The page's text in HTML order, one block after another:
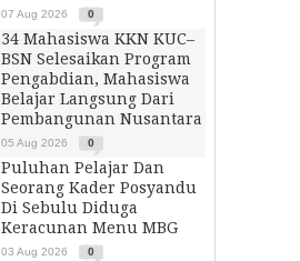
07 Aug 2026 0
34 Mahasiswa KKN KUC–
BSN Selesaikan Program
Pengabdian, Mahasiswa
Belajar Langsung Dari
Pembangunan Nusantara
05 Aug 2026 0
Puluhan Pelajar Dan
Seorang Kader Posyandu
Di Sebulu Diduga
Keracunan Menu MBG
03 Aug 2026 0